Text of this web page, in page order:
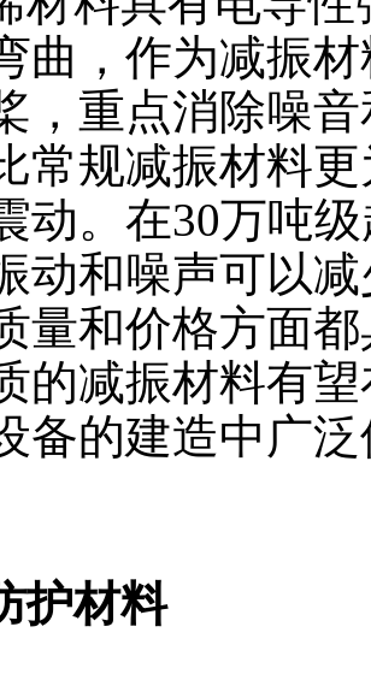
曲，作为减振
，重点消除噪
常规减振材料
动。在30万吨
动和噪声可以
量和价格方面
的减振材料有
备的建造中广
护材料